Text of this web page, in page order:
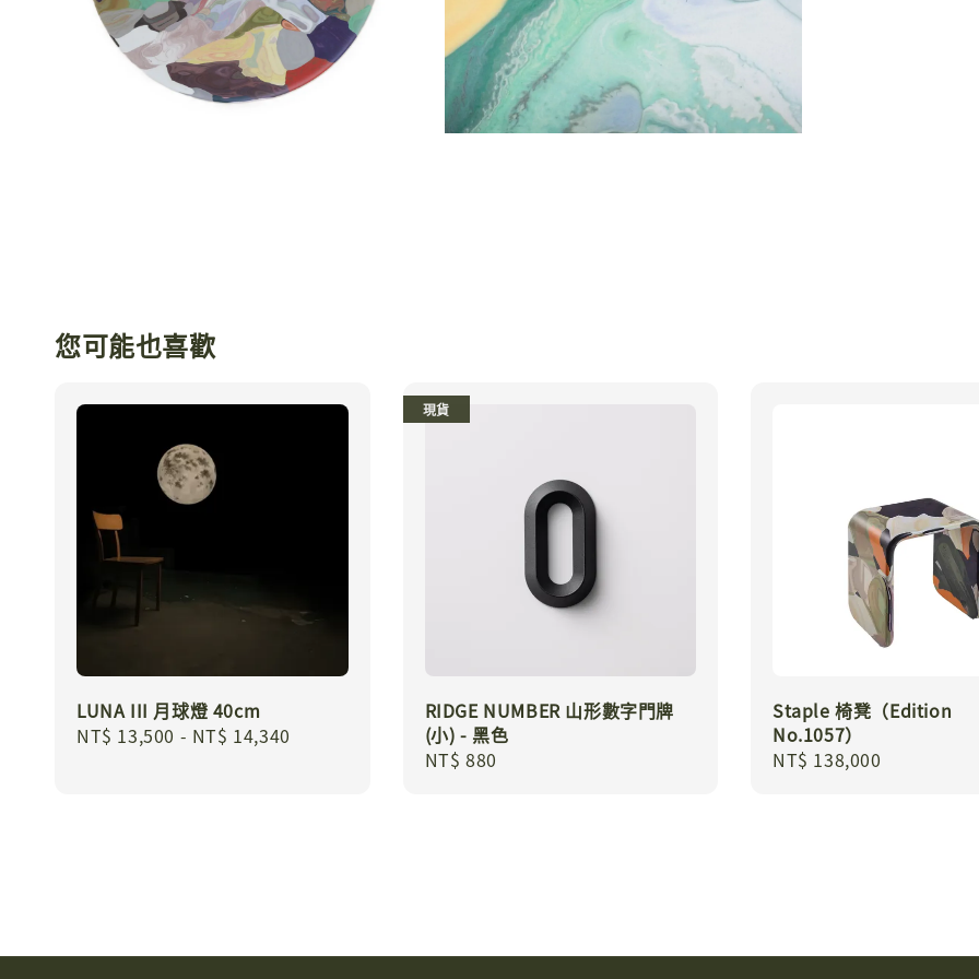
您可能也喜歡
LUNA III 月球燈 40cm
Regular
NT$ 13,500 - NT$ 14,340
現貨
RIDGE NUMBER 山形數字門牌
(小) - 黑色
Regular
NT$ 880
Staple 椅凳（Edition
No.1057）
Regular
NT$ 138,000